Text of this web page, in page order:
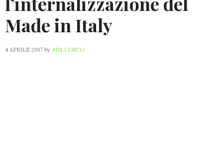
Made in Italy
4 APRILE 2017 by ADA COSCO